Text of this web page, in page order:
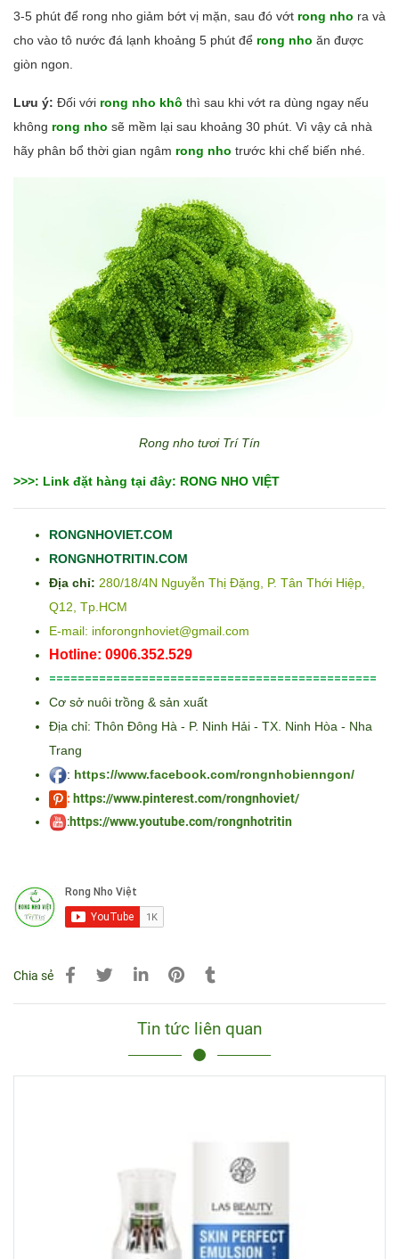
3-5 phút để rong nho giảm bớt vị mặn, sau đó vớt rong nho ra và
cho vào tô nước đá lạnh khoảng 5 phút để rong nho ăn được
giòn ngon.
Lưu ý: Đối với rong nho khô thì sau khi vớt ra dùng ngay nếu
không rong nho sẽ mềm lại sau khoảng 30 phút. Vì vậy cả nhà
hãy phân bổ thời gian ngâm rong nho trước khi chế biến nhé.
Rong nho tươi Trí Tín
>>>: Link đặt hàng tại đây: RONG NHO VIỆT
RONGNHOVIET.COM
RONGNHOTRITIN.COM
Địa chỉ: 280/18/4N Nguyễn Thị Đặng, P. Tân Thới Hiệp,
Q12, Tp.HCM
E-mail: inforongnhoviet@gmail.com
Hotline: 0906.352.529
==============================================
Cơ sở nuôi trồng & sản xuất
Địa chỉ: Thôn Đông Hà - P. Ninh Hải - TX. Ninh Hòa - Nha
Trang
: https://www.facebook.com/rongnhobienngon/
: https://www.pinterest.com/rongnhoviet/
:https://www.youtube.com/rongnhotritin
Chia sẻ
Tin tức liên quan